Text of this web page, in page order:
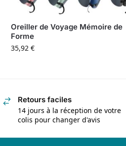
Oreiller de Voyage Mémoire de
Forme
35,92 €
Retours faciles
14 jours à la réception de votre
colis pour changer d'avis